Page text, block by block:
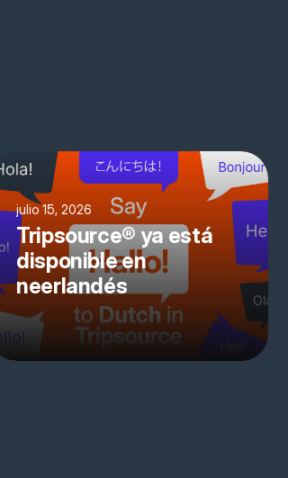
julio 15, 2026
Tripsource® ya está
disponible en
neerlandés